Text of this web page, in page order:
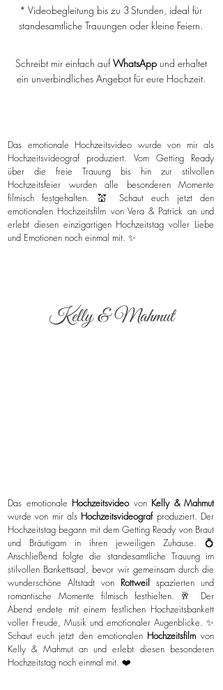
* Videobegleitung bis zu 3 Stunden, ideal für
standesamtliche Trauungen oder kleine Feiern.
Schreibt mir einfach aufWhatsAppund erhaltet
ein unverbindliches Angebot für eure Hochzeit.
Das emotionale Hochzeitsvideo wurde von mir als
Hochzeitsvideograf produziert. Vom Getting Ready
über die freie Trauung bis hin zur stilvollen
Hochzeitsfeier wurden alle besonderen Momente
filmisch festgehalten. 💒 Schaut euch jetzt den
emotionalen Hochzeitsfilm von Vera & Patrick an und
erlebt diesen einzigartigen Hochzeitstag voller Liebe
und Emotionen noch einmal mit. ✨
Kelly & Mahmut
Das emotionale Hochzeitsvideovon Kelly & Mahmut
wurde von mir als Hochzeitsvideograf produziert. Der
Hochzeitstag begann mit dem Getting Ready von Braut
und Bräutigam in ihren jeweiligen Zuhause. 💍
Anschließend folgte die standesamtliche Trauung im
stilvollen Bankettsaal, bevor wir gemeinsam durch die
wunderschöne Altstadt von Rottweil spazierten und
romantische Momente filmisch festhielten. 🥂 Der
Abend endete mit einem festlichen Hochzeitsbankett
voller Freude, Musik und emotionaler Augenblicke. ✨
Schaut euch jetzt den emotionalen Hochzeitsfilmvon
Kelly & Mahmut an und erlebt diesen besonderen
Hochzeitstag noch einmal mit. ❤️